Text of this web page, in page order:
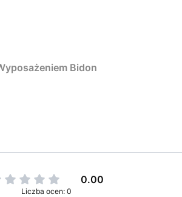
Bidon
0.00
Liczba ocen: 0